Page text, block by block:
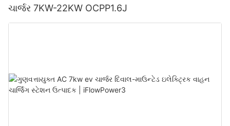
ચાર્જર 7KW-22KW OCPP1.6J